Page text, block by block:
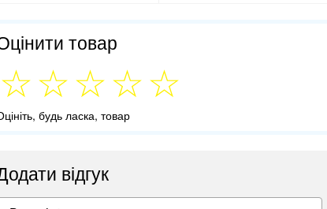
товар
будь ласка, товар
відгук